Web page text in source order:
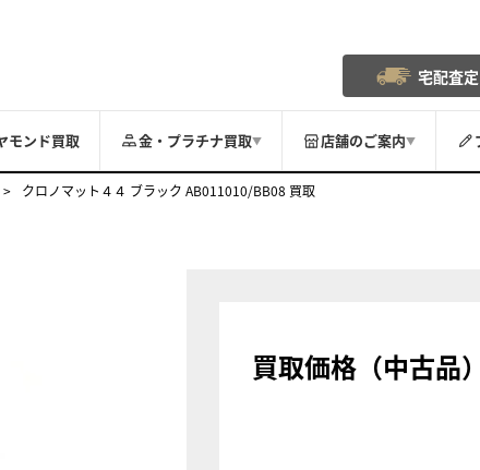
宅配査定
モンド買取 金・プラチナ買取▼ 店舗のご案内▼
クロノマット４４ ブラック AB011010/BB08 買取
買取価格（中古品